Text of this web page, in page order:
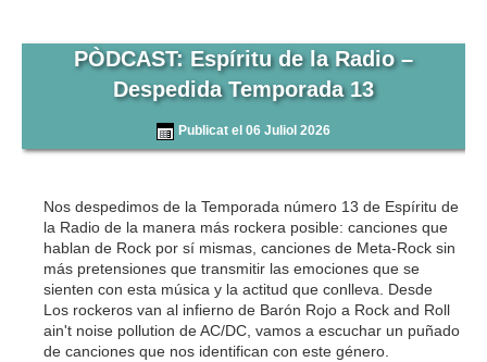
PÒDCAST: Espíritu de la Radio –
Despedida Temporada 13
Publicat el 06 Juliol 2026
Nos despedimos de la Temporada número 13 de Espíritu de
la Radio de la manera más rockera posible: canciones que
hablan de Rock por sí mismas, canciones de Meta-Rock sin
más pretensiones que transmitir las emociones que se
sienten con esta música y la actitud que conlleva. Desde
Los rockeros van al infierno de Barón Rojo a Rock and Roll
ain't noise pollution de AC/DC, vamos a escuchar un puñado
de canciones que nos identifican con este género.